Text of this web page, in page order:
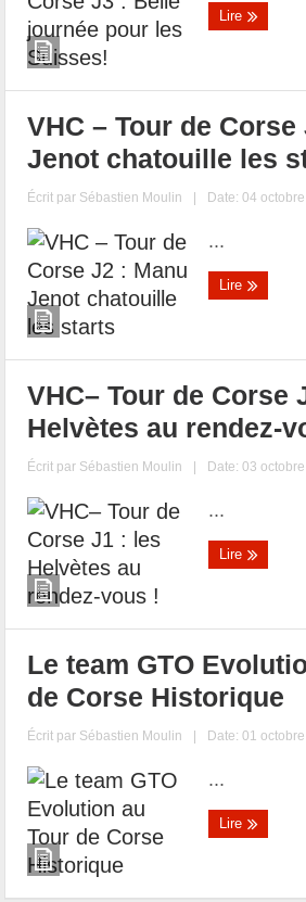
Lire
VHC – Tour de Corse
Jenot chatouille les
Écrit par Sébastien Moulin | Date: 04
...
Lire
VHC– Tour de Corse
Helvètes au rendez-
Écrit par Sébastien Moulin | Date: 03
...
Lire
Le team GTO
de Corse Historique
Écrit par Sébastien Moulin | Date: 01
...
Lire